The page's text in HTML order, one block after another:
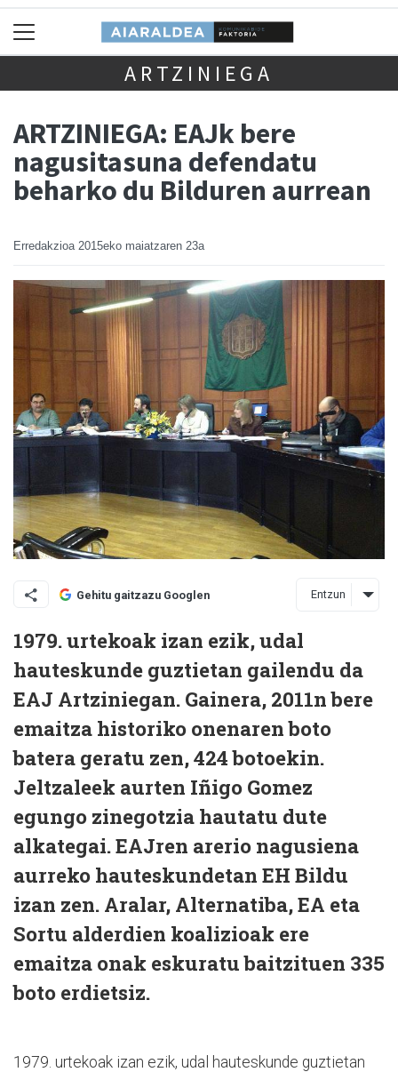
ARTZINIEGA
ARTZINIEGA: EAJk bere
nagusitasuna defendatu
beharko du Bilduren aurrean
Erredakzioa 2015eko maiatzaren 23a
Gehitu gaitzazu Googlen Entzun
1979. urtekoak izan ezik, udal
hauteskunde guztietan gailendu da
EAJ Artziniegan. Gainera, 2011n bere
emaitza historiko onenaren boto
batera geratu zen, 424 botoekin.
Jeltzaleek aurten Iñigo Gomez
egungo zinegotzia hautatu dute
alkategai. EAJren arerio nagusiena
aurreko hauteskundetan EH Bildu
izan zen. Aralar, Alternatiba, EA eta
Sortu alderdien koalizioak ere
emaitza onak eskuratu baitzituen 335
boto erdietsiz.
1979. urtekoak izan ezik, udal hauteskunde guztietan